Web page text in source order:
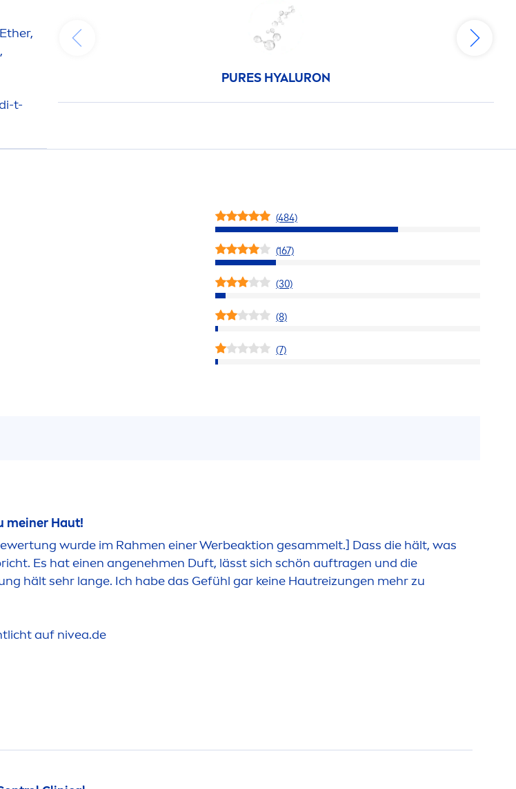
t-
PURES HYALURON
(484)
(167)
(30)
(8)
(7)
meiner Haut!
wurde im Rahmen einer Werbeaktion gesammelt.] Dass die hält, was
Es hat einen angenehmen Duft, lässt sich schön auftragen und die
hält sehr lange. Ich habe das Gefühl gar keine Hautreizungen mehr zu
auf nivea.de